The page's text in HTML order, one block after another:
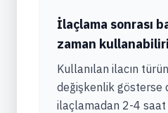
İlaçlama sonrası
zaman
Kullanılan ilacın
değişkenlik gösterse
ilaçlamadan 2-4 saat